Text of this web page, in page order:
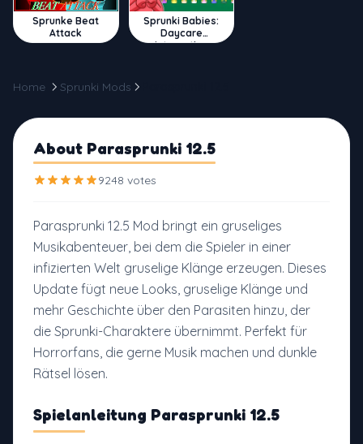
Sprunke Beat
Attack
Sprunki Babies:
Daycare
Interactive
Home Sprunki Mods
About Parasprunki 12.5
9248 votes
Parasprunki 12.5 Mod bringt ein gruseliges
Musikabenteuer, bei dem die Spieler in einer
infizierten Welt gruselige Klänge erzeugen. Dieses
Update fügt neue Looks, gruselige Klänge und
mehr Geschichte über den Parasiten hinzu, der
die Sprunki-Charaktere übernimmt. Perfekt für
Horrorfans, die gerne Musik machen und dunkle
Rätsel lösen.
Spielanleitung Parasprunki 12.5